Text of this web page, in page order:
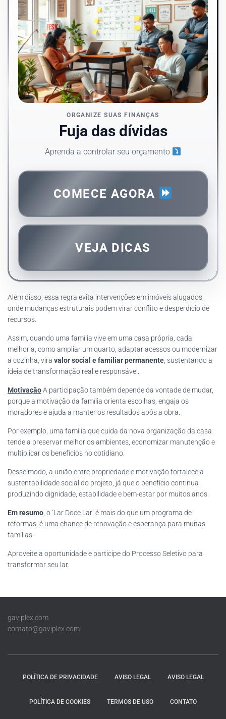
ORGANIZE SUAS FINANÇAS
Fuja das dívidas
Aprenda a controlar seu orçamento
COMECE AGORA
VEJA DICAS
Além disso, essa regra evita intervenções em imóveis alugados,
onde mudanças estruturais podem virar conflito e desperdício de
recursos.
Assim, quando uma família vive em uma casa própria, cada
melhoria, como ampliar um quarto, adaptar acessos ou modernizar
a cozinha, vira valor social e familiar permanente, sustentando a
ideia de transformação real e responsável.
MotivaçãoA participação também depende da vontade de mudar,
porque a motivação da família orienta escolhas, engaja os
moradores e ajuda a manter os resultados após a obra.
Por exemplo, uma família que cuida da nova organização da casa
tende a preservar melhor os ambientes, economizar manutenção e
multiplicar os benefícios no cotidiano.
Desse modo, a união entre propriedade e motivação fortalece a
sustentabilidade social do projeto, já que o benefício continua
produzindo dignidade, estabilidade e bem-estar por muitos anos.
Em resumo, o ‘Lar Doce Lar’ é mais do que um programa de
reformas; é uma chance de renovação e esperança para muitas
famílias.
Aproveite a oportunidade e participe do Processo Seletivo para
transformar seu lar.
gaviplex.com
contato@gaviplex.com
POLÍTICA DE PRIVACIDADE AVISO LEGAL AVISO LEGAL
POLÍTICA DE COOKIES TERMOS DE USO CONTATO